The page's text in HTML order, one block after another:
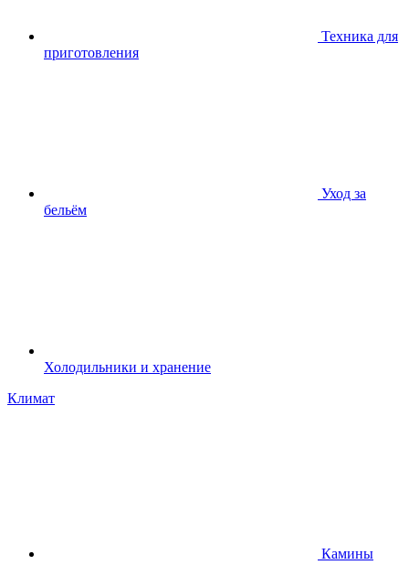
Техника для
приготовления
Уход за
бельём
Холодильники и хранение
Климат
Камины